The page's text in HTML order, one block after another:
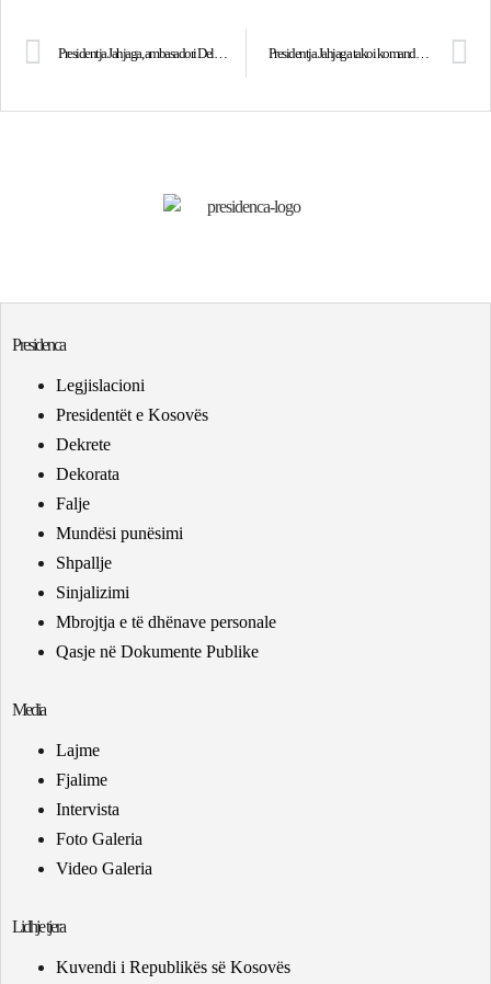
Presidentja Jahjaga, ambasadori Dell dhe kryetari i OAK-së zhvillojne video konferencë me afaristë nga SHBA dhe Europa Perëndimore Presidentja Jahjaga takoi komandantin suprem të NATO-s për Evropë, admiralin James Stavridis
Presidenca
Legjislacioni
Presidentët e Kosovës
Dekrete
Dekorata
Falje
Mundësi punësimi
Shpallje
Sinjalizimi
Mbrojtja e të dhënave personale
Qasje në Dokumente Publike
Media
Lajme
Fjalime
Intervista
Foto Galeria
Video Galeria
Lidhje tjera
Kuvendi i Republikës së Kosovës